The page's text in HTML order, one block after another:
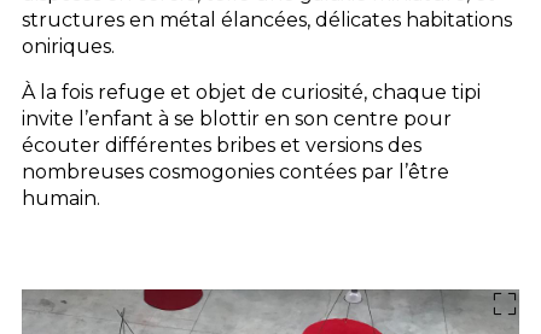
structures en métal élancées, délicates habitations
oniriques.
À la fois refuge et objet de curiosité, chaque tipi
invite l’enfant à se blottir en son centre pour
écouter différentes bribes et versions des
nombreuses cosmogonies contées par l’être
humain.